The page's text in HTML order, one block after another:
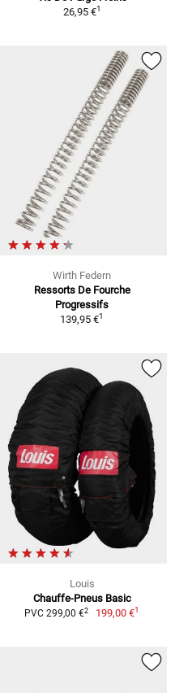
26,95 €1
Wirth Federn
Ressorts De Fourche
Progressifs
139,95 €1
Louis
Chauffe-Pneus Basic
PVC 299,00 €2 199,00 €1